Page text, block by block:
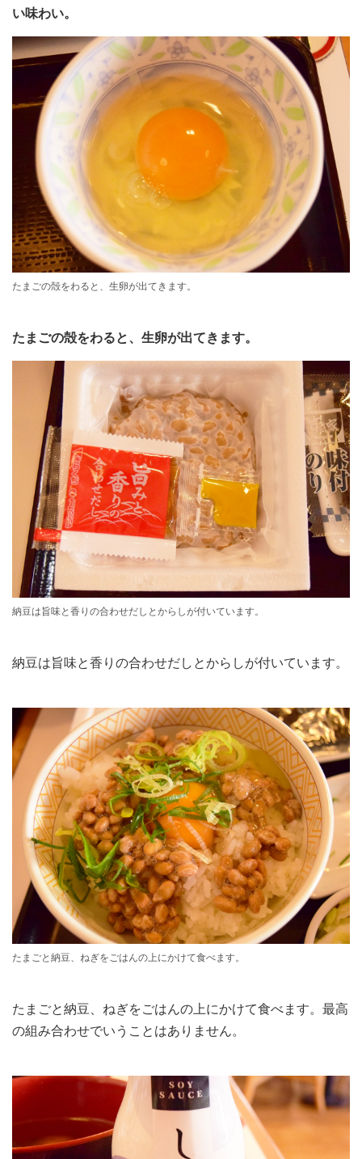
い味わい。
たまごの殻をわると、生卵が出てきます。
たまごの殻をわると、生卵が出てきます。
納豆は旨味と香りの合わせだしとからしが付いています。
納豆は旨味と香りの合わせだしとからしが付いています。
たまごと納豆、ねぎをごはんの上にかけて食べます。
たまごと納豆、ねぎをごはんの上にかけて食べます。最高
の組み合わせでいうことはありません。